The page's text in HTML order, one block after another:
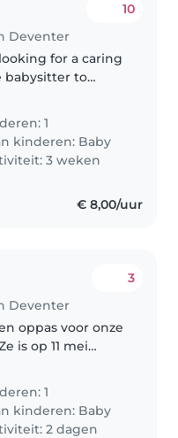
Deventer
10
for a caring
babysitter to
talkative baby. As
who speak
and English,..
1
kinderen: Baby
3 weken
€ 8,00/uur
Deventer
3
oppas voor onze
is op 11 mei
Op dit moment is
lieve schat..
1
kinderen: Baby
2 dagen